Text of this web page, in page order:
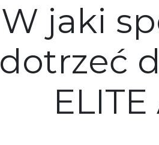
W jaki
dotrzeć